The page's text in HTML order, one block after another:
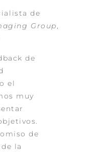
de
Group,
de
el
muy
de
la